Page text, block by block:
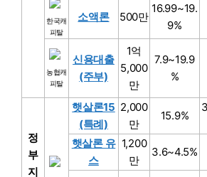
한국캐
피탈
소액론 500만
16.99~19.
9%
농협캐
피탈
신용대출
(주부)
1억
5,000
만
7.9~19.9
%
정
부
지
햇살론15
(특례)
2,000
만
15.9%
햇살론 유
스
1,200
만
3.6~4.5%